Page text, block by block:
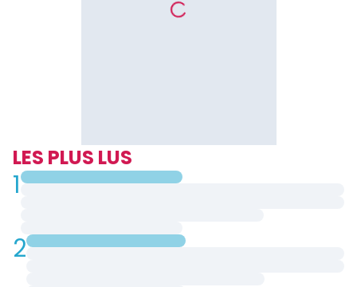
LES PLUS LUS
1
2